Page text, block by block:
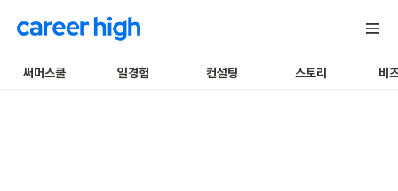
써머스쿨 일경험 컨설팅 스토리 비